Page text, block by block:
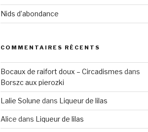
Nids d’abondance
COMMENTAIRES RÉCENTS
Bocaux de raifort doux – Circadismes dans
Borszc aux pierozki
Lalie Solune dans Liqueur de lilas
Alice dans Liqueur de lilas